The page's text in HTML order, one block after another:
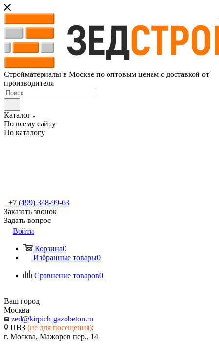
Стройматериалы в Москве по оптовым ценам с доставкой от
производителя
Каталог
По всему сайту
По каталогу
+7 (499) 348-99-63
Заказать звонок
Задать вопрос
Войти
Корзина0
Избранные товары0
Сравнение товаров0
Ваш город
Москва
zed@kirpich-gazobeton.ru
ПВЗ (не для посещения):
г. Москва, Мажоров пер., 14